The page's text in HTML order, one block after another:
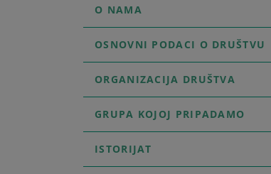
O NAMA
OSNOVNI PODACI O DRUŠTVU
ORGANIZACIJA DRUŠTVA
GRUPA KOJOJ PRIPADAMO
ISTORIJAT